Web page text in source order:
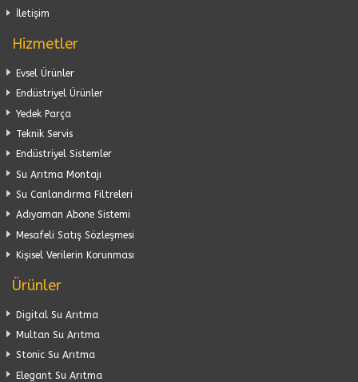
İletişim
Hizmetler
Evsel Ürünler
Endüstriyel Ürünler
Yedek Parça
Teknik Servis
Endüstriyel Sistemler
Su Arıtma Montajı
Su Canlandırma Filtreleri
Adıyaman Abone Sistemi
Mesafeli Satış Sözleşmesi
Kişisel Verilerin Korunması
Ürünler
Digital Su Arıtma
Multan Su Arıtma
Stonic Su Arıtma
Elegant Su Arıtma